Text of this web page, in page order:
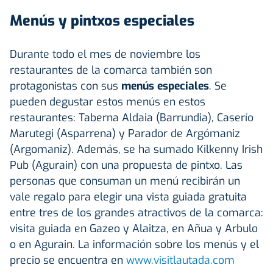
Menús y pintxos especiales
Durante todo el mes de noviembre los
restaurantes de la comarca también son
protagonistas con sus menús especiales. Se
pueden degustar estos menús en estos
restaurantes: Taberna Aldaia (Barrundia), Caserío
Marutegi (Asparrena) y Parador de Argómaniz
(Argomaniz). Además, se ha sumado Kilkenny Irish
Pub (Agurain) con una propuesta de pintxo. Las
personas que consuman un menú recibirán un
vale regalo para elegir una vista guiada gratuita
entre tres de los grandes atractivos de la comarca:
visita guiada en Gazeo y Alaitza, en Añua y Arbulo
o en Agurain. La información sobre los menús y el
precio se encuentra en www.visitlautada.com